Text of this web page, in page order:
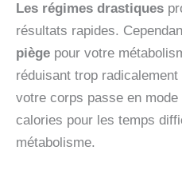
Les régimes drastiques
résultats rapides.
piège pour votre
réduisant trop
votre corps passe en
calories pour les temps
métabolisme.